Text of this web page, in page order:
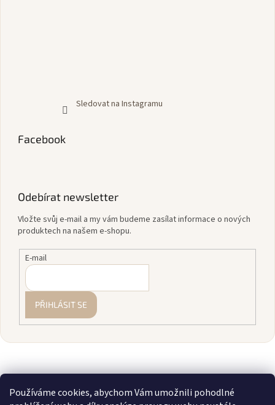
Používáme cookies, abychom Vám umožnili pohodlné
Sledovat na Instagramu
Facebook
Odebírat newsletter
Vložte svůj e-mail a my vám budeme zasílat informace o nových
produktech na našem e-shopu.
E-mail
PŘIHLÁSIT SE